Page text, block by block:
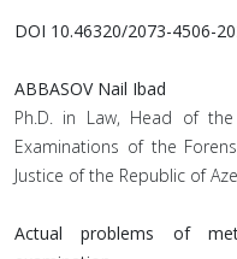
DOI 10.46320/2073-4506-
ABBASOV Nail Ibad
Ph.D. in Law, Head of
Examinations of the
Justice of the Republic of
Actual problems of